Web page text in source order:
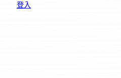
登入